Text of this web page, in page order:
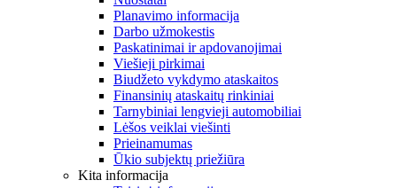
Planavimo informacija
Darbo užmokestis
Paskatinimai ir apdovanojimai
Viešieji pirkimai
Biudžeto vykdymo ataskaitos
Finansinių ataskaitų rinkiniai
Tarnybiniai lengvieji automobiliai
Lėšos veiklai viešinti
Prieinamumas
Ūkio subjektų priežiūra
Kita informacija